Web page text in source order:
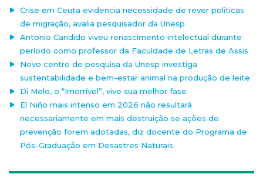
Crise em Ceuta evidencia necessidade de rever políticas
de migração, avalia pesquisador da Unesp
Antonio Candido viveu renascimento intelectual durante
período como professor da Faculdade de Letras de Assis
Novo centro de pesquisa da Unesp investiga
sustentabilidade e bem-estar animal na produção de leite
Di Melo, o “Imorrível”, vive sua melhor fase
El Niño mais intenso em 2026 não resultará
necessariamente em mais destruição se ações de
prevenção forem adotadas, diz docente do Programa de
Pós-Graduação em Desastres Naturais